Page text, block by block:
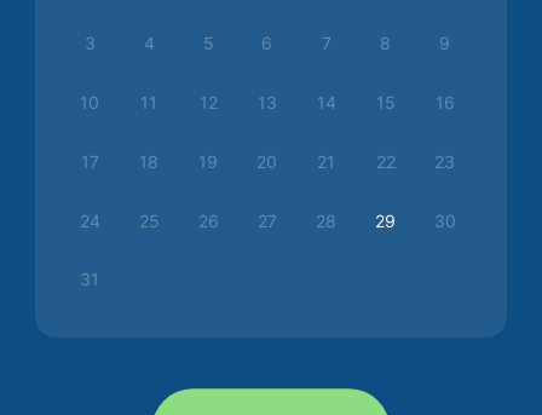
3 4 5 6 7 8 9
10 11 12 13 14 15 16
17 18 19 20 21 22 23
24 25 26 27 28 29 30
31